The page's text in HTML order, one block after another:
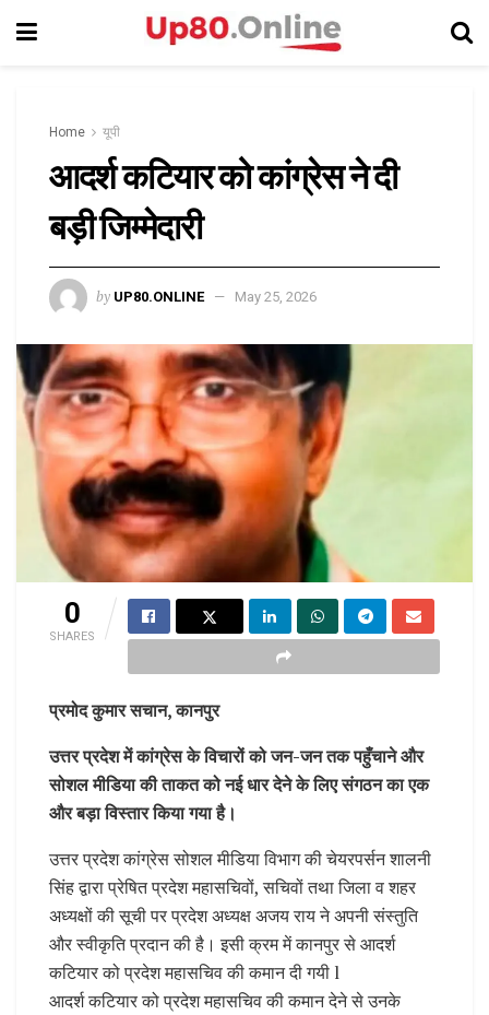
Home यूपी
आदर्श कटियार को कांग्रेस ने दी
बड़ी जिम्मेदारी
by UP80.ONLINE May 25, 2026
0
SHARES
प्रमोद कुमार सचान, कानपुर
उत्तर प्रदेश में कांग्रेस के विचारों को जन-जन तक पहुँचाने और
सोशल मीडिया की ताकत को नई धार देने के लिए संगठन का एक
और बड़ा विस्तार किया गया है।
उत्तर प्रदेश कांग्रेस सोशल मीडिया विभाग की चेयरपर्सन शालनी
सिंह द्वारा प्रेषित प्रदेश महासचिवों, सचिवों तथा जिला व शहर
अध्यक्षों की सूची पर प्रदेश अध्यक्ष अजय राय ने अपनी संस्तुति
और स्वीकृति प्रदान की है। इसी क्रम में कानपुर से आदर्श
कटियार को प्रदेश महासचिव की कमान दी गयी l
आदर्श कटियार को प्रदेश महासचिव की कमान देने से उनके